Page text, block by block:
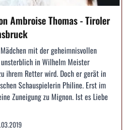
Ambroise Thomas - Tiroler
mit der geheimnisvollen
in Wilhelm Meister
ihrem Retter wird. Doch er gerät in
Schauspielerin Philine. Erst im
Zuneigung zu Mignon. Ist es Liebe